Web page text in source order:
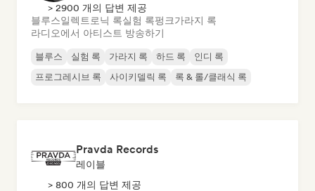
> 2900 개의 답변 제공
블루스일렉트로닉 록실험 록펑크가라지 록
라디오에서 아티스트 방송하기
블루스 실험 록 가라지 록 하드 록
인디 록
프로그레시브 록
사이키델릭 록 록 & 롤/클래식 록
Pravda Records
레이블
> 800 개의 답변 제공